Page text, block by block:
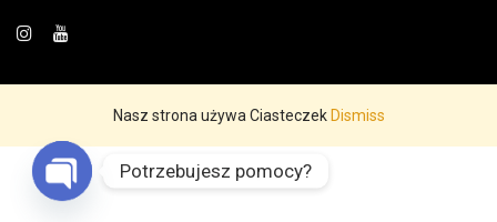
Nasz strona używa Ciasteczek Dismiss
English
Potrzebujesz pomocy?